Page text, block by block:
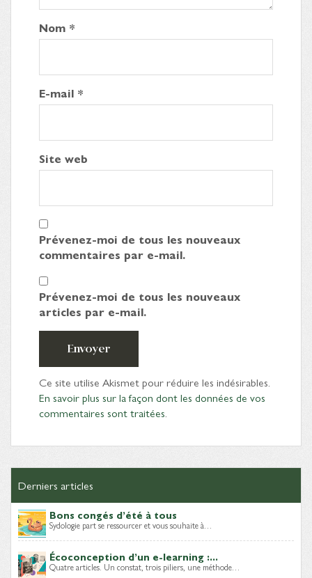
Nom *
E-mail *
Site web
Prévenez-moi de tous les nouveaux
commentaires par e-mail.
Prévenez-moi de tous les nouveaux
articles par e-mail.
Envoyer
Ce site utilise Akismet pour réduire les indésirables.
En savoir plus sur la façon dont les données de vos
commentaires sont traitées.
Derniers articles
Bons congés d’été à tous
Sydologie part se ressourcer et vous souhaite à…
Écoconception d’un e-learning :...
Quatre articles. Un constat, trois piliers, une méthode…